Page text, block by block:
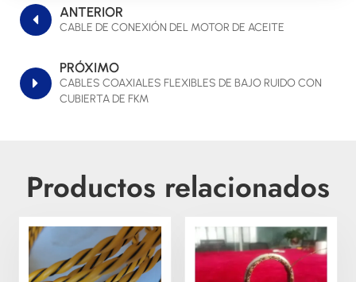
ANTERIOR
CABLE DE CONEXIÓN DEL MOTOR DE ACEITE
PRÓXIMO
CABLES COAXIALES FLEXIBLES DE BAJO RUIDO CON
CUBIERTA DE FKM
Productos relacionados